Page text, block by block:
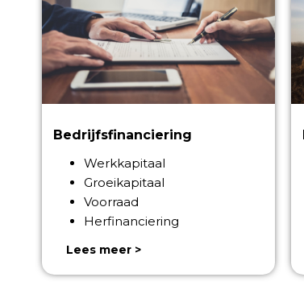
Bedrijfsfinanciering
Werkkapitaal
Groeikapitaal
Voorraad
Herfinanciering
Lees meer >